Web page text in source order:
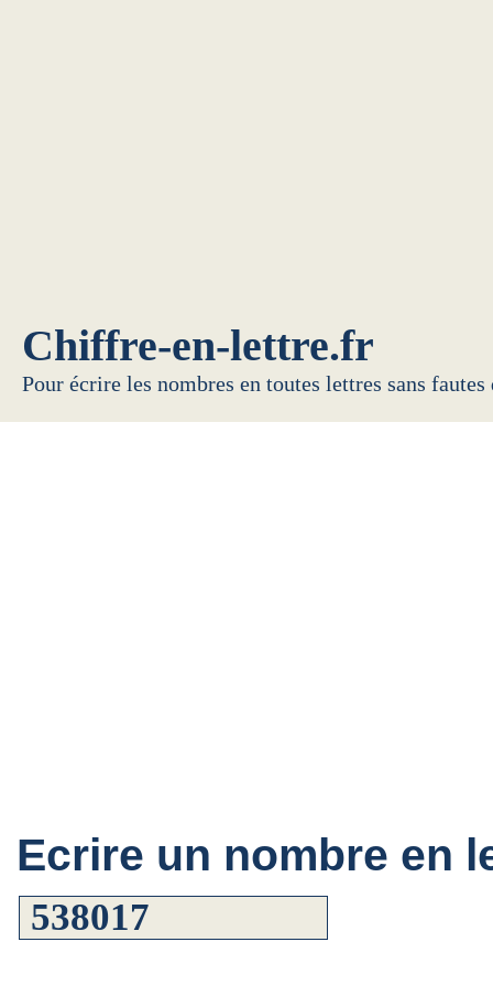
Chiffre-en-lettre.fr
Pour écrire les nombres en toutes lettres sans
Ecrire un nombre en